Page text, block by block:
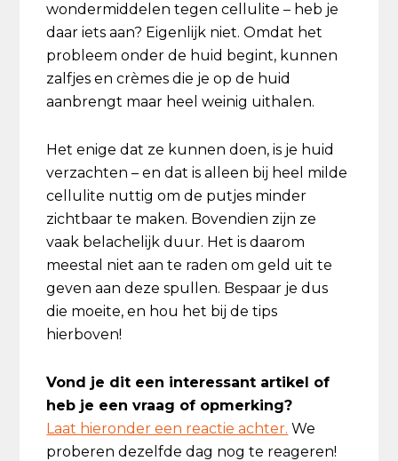
wondermiddelen tegen cellulite – heb je
daar iets aan? Eigenlijk niet. Omdat het
probleem onder de huid begint, kunnen
zalfjes en crèmes die je op de huid
aanbrengt maar heel weinig uithalen.
Het enige dat ze kunnen doen, is je huid
verzachten – en dat is alleen bij heel milde
cellulite nuttig om de putjes minder
zichtbaar te maken. Bovendien zijn ze
vaak belachelijk duur. Het is daarom
meestal niet aan te raden om geld uit te
geven aan deze spullen. Bespaar je dus
die moeite, en hou het bij de tips
hierboven!
Vond je dit een interessant artikel of
heb je een vraag of opmerking?
Laat hieronder een reactie achter. We
proberen dezelfde dag nog te reageren!